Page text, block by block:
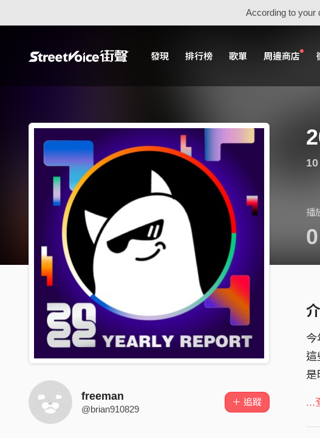
According to your
發現 排行榜 歌單 周邊商店
播
0
freeman
@brian910829
＋ 追蹤
今
這
是
點
...